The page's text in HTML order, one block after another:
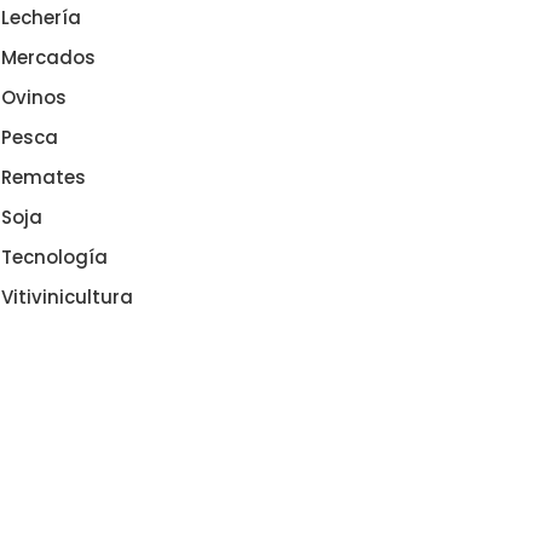
Lechería
Mercados
Ovinos
Pesca
Remates
Soja
Tecnología
Vitivinicultura